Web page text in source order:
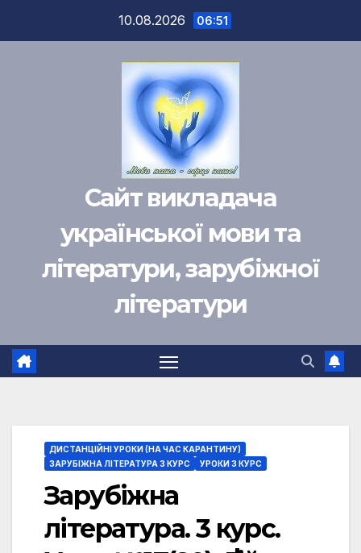
10.08.2026 06:51
Сайт викладача
української мови та
літератури, зарубіжної
літератури
ДИСТАНЦІЙНІ УРОКИ (НА ЧАС КАРАНТИНУ)
ЗАРУБІЖНА ЛІТЕРАТУРА 3 КУРС
УРОКИ 3 КУРС
Зарубіжна
література. 3 курс.